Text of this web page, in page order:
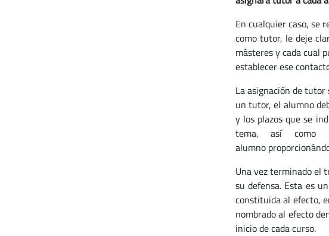
En cualquier caso, se
como tutor, le deje
másteres y cada cual
establecer ese
La asignación de tutor
un tutor, el alumno
y los plazos que se
tema, así como
alumno
Una vez terminado el
su defensa. Esta es
constituida al efecto,
nombrado al efecto
inicio de cada curso.